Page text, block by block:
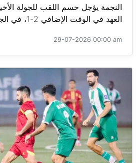
النجمة يؤجل حسم اللقب للجولة
العهد في الوقت الإضافي 2-1، في الجولة ال...
29-07-2026 00:00 am